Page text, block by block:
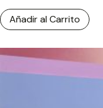
Añadir al Carrito